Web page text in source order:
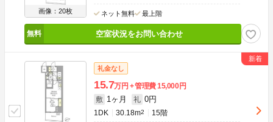
画像：20枚 ネット無料 最上階
空室状況をお問い合わせ
礼金なし
15.7万円 管理費15,000円
敷 1ヶ月 礼 0円
1DK 30.18m2 15階